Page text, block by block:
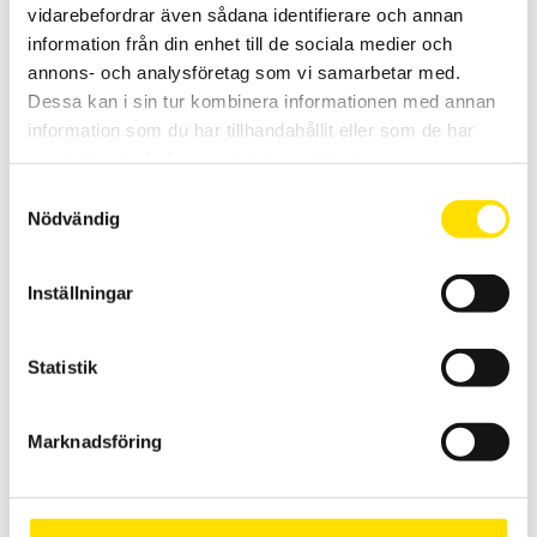
vidarebefordrar även sådana identifierare och annan
information från din enhet till de sociala medier och
annons- och analysföretag som vi samarbetar med.
Dessa kan i sin tur kombinera informationen med annan
information som du har tillhandahållit eller som de har
Nödvändig
Inställningar
Statistik
Marknadsföring
Statisk momentgivare med hög noggrannhet.